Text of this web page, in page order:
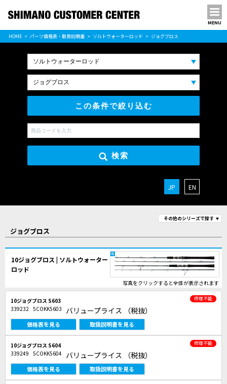
MENU
パーツ価格表
PARTS LIST
HOME パーツ価格表・取扱説明書 ソルトウォーターロッド ジョグブロス
この条件で絞り込む
検索
JP EN
その他のシリーズで探す
ジョグブロス
10ジョグブロス | ソルトウォーター
ロッド
写真をクリックすると全体が表示されます
10ジョグブロス S603 修理不能
339232 5COKK5603 バリュープライス （税抜）
価格表を見る 取扱説明書を見る
10ジョグブロス S604 修理不能
339249 5COKK5604 バリュープライス （税抜）
価格表を見る 取扱説明書を見る